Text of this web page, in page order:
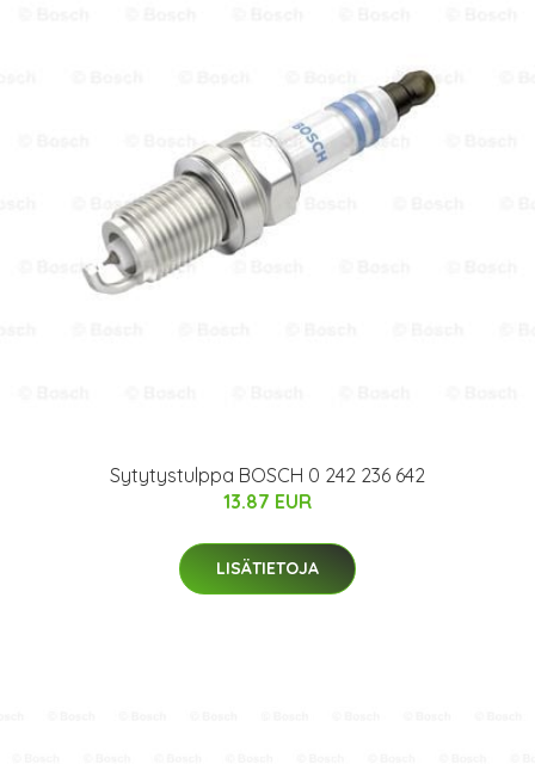
Sytytystulppa BOSCH 0 242 236 642
13.87 EUR
LISÄTIETOJA